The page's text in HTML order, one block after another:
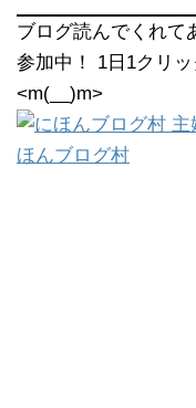
ブログ読んでくれて
参加中！ 1日1クリ
<m(__)m>
ほんブログ村